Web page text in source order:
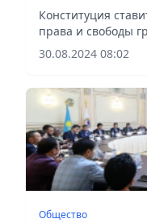
Конституция
права и свободы
всех
благополучие
30.08.2024 08:02
Общество